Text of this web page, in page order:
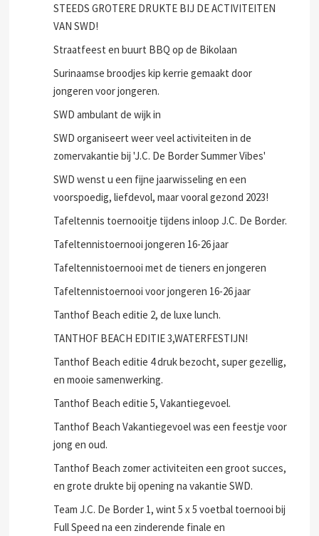
STEEDS GROTERE DRUKTE BIJ DE ACTIVITEITEN
VAN SWD!
Straatfeest en buurt BBQ op de Bikolaan
Surinaamse broodjes kip kerrie gemaakt door
jongeren voor jongeren.
SWD ambulant de wijk in
SWD organiseert weer veel activiteiten in de
zomervakantie bij 'J.C. De Border Summer Vibes'
SWD wenst u een fijne jaarwisseling en een
voorspoedig, liefdevol, maar vooral gezond 2023!
Tafeltennis toernooitje tijdens inloop J.C. De Border.
Tafeltennistoernooi jongeren 16-26 jaar
Tafeltennistoernooi met de tieners en jongeren
Tafeltennistoernooi voor jongeren 16-26 jaar
Tanthof Beach editie 2, de luxe lunch.
TANTHOF BEACH EDITIE 3,WATERFESTIJN!
Tanthof Beach editie 4 druk bezocht, super gezellig,
en mooie samenwerking.
Tanthof Beach editie 5, Vakantiegevoel.
Tanthof Beach Vakantiegevoel was een feestje voor
jong en oud.
Tanthof Beach zomer activiteiten een groot succes,
en grote drukte bij opening na vakantie SWD.
Team J.C. De Border 1, wint 5 x 5 voetbal toernooi bij
Full Speed na een zinderende finale en